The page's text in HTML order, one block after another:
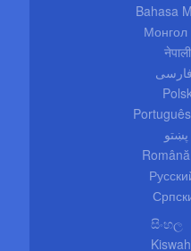
Bahasa
Монгол
नेपाली
فارسی
Português
پښتو
Română
සිංහල